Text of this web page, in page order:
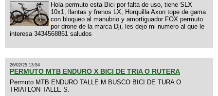
Hola permuto esta Bici por falta de uso, tiene SLX
10x1, llantas y frenos LX, Horquilla Axon tope de gama
con bloqueo al manubrio y amortiguador FOX permuto
por drone de la marca Dji, les dejo mi numero al que le
interesa 3434568861 saludos
26/02/25 13:54
PERMUTO MTB ENDURO X BICI DE TRIA O RUTERA
Permuto MTB ENDURO TALLE M BUSCO BICI DE TURA O
TRIATLON TALLE S.